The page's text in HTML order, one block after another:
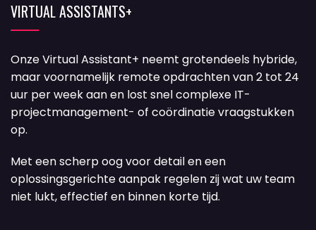
VIRTUAL ASSISTANTS+
Onze Virtual Assistant+ neemt grotendeels hybride,
maar voornamelijk remote opdrachten van 2 tot 24
uur per week aan en lost snel complexe IT-
projectmanagement- of coördinatie vraagstukken
op.
Met een scherp oog voor detail en een
oplossingsgerichte aanpak regelen zij wat uw team
niet lukt, effectief en binnen korte tijd.